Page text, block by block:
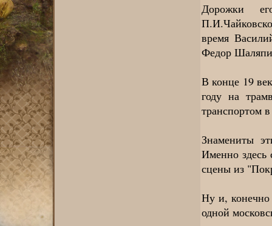
Дорожки
время
Федор
В конце 19
году на
транспортом
Знамениты
Именно здесь
сцены из
Ну и, конечно
одной